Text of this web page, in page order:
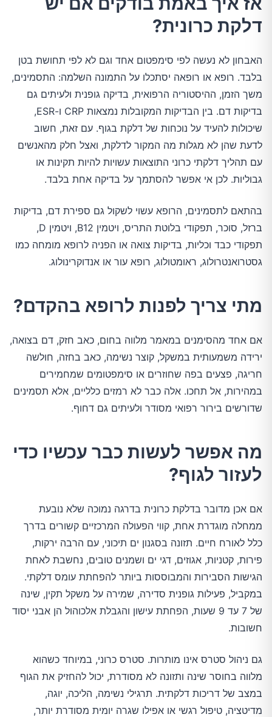
דלקת כרונית?
האבחון לא נעשה לפי סימפטום אחד וגם לא לפי תחושת בטן
בלבד. רופא או רופאה יסתכלו על התמונה השלמה: התסמינים,
משך הזמן, ההיסטוריה הרפואית, בדיקה גופנית ולעיתים גם
בדיקות דם. בין הבדיקות המקובלות נמצאות CRP ו-ESR,
שיכולות להעיד על נוכחות של דלקת בגוף. עם זאת, חשוב
לדעת שהן לא מגלות מה המקור לדלקת, ואצל חלק מהאנשים
עם תהליך דלקתי כרוני התוצאות עשויות להיות תקינות או
גבוליות. לכן אי אפשר להסתמך על בדיקה אחת בלבד.
בהתאם לתסמינים, הרופא עשוי לשקול גם ספירת דם, בדיקות
ברזל, סוכר, תפקודי בלוטת התריס, ויטמין B12, ויטמין D,
תפקודי כבד וכליות, בדיקות צואה או הפניה לרופא מומחה כמו
גסטרואנטרולוג, ראומטולוג, רופא עור או אנדוקרינולוג.
מתי צריך לפנות לרופא בהקדם?
אם אחד מהסימנים במאמר מלווה בחום, כאב חזק, דם בצואה,
ירידה משמעותית במשקל, קוצר נשימה, כאב בחזה, חולשה
חריגה, פצעים בפה שחוזרים או סימפטומים שמחמירים
במהירות, אל תחכו. אלה כבר לא רמזים כלליים, אלא תסמינים
שדורשים בירור רפואי מסודר ולעיתים גם דחוף.
מה אפשר לעשות כבר עכשיו כדי
לעזור לגוף?
אם אכן מדובר בדלקת כרונית בדרגה נמוכה שלא נובעת
ממחלה מוגדרת אחת, קווי הפעולה המרכזיים קשורים בדרך
כלל לאורח חיים. תזונה בסגנון ים תיכוני, עם הרבה ירקות,
פירות, קטניות, אגוזים, דגי ים ושמנים טובים, נחשבת לאחת
הגישות הסבירות והמבוססות ביותר להפחתת עומס דלקתי.
במקביל, פעילות גופנית סדירה, שמירה על משקל תקין, שינה
של 7 עד 9 שעות, הפחתת עישון והגבלת אלכוהול הן אבני יסוד
חשובות.
גם ניהול סטרס אינו מותרות. סטרס כרוני, במיוחד כשהוא
מלווה בחוסר שינה ותזונה לא מסודרת, יכול להחזיק את הגוף
במצב של דריכות דלקתית. תרגילי נשימה, הליכה, יוגה,
מדיטציה, טיפול רגשי או אפילו שגרה יומית מסודרת יותר,